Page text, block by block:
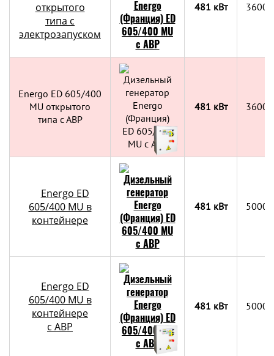
открытого
типа с
электрозапуском
481 кВт
Energo ED 605/400
MU открытого
типа с АВР
481 кВт
Energo ED
605/400 MU в
контейнере
481 кВт
Energo ED
605/400 MU в
контейнере
c АВР
481 кВт